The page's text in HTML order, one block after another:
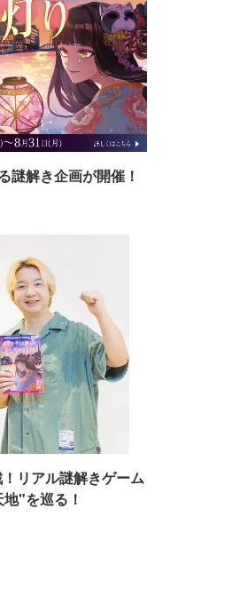
謎解き企画が開催！
リアル謎解きゲーム
"を巡る！